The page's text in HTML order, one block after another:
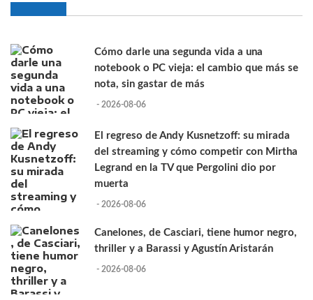
Cómo darle una segunda vida a una
notebook o PC vieja: el cambio que más se
nota, sin gastar de más
- 2026-08-06
El regreso de Andy Kusnetzoff: su mirada
del streaming y cómo competir con Mirtha
Legrand en la TV que Pergolini dio por
muerta
- 2026-08-06
Canelones, de Casciari, tiene humor negro,
thriller y a Barassi y Agustín Aristarán
- 2026-08-06